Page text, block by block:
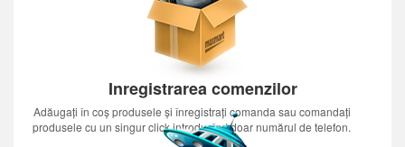
Inregistrarea comenzilor
Adăugați în coș produsele și înregistrați comanda sau comandați
produsele cu un singur click introducînd doar numărul de telefon.